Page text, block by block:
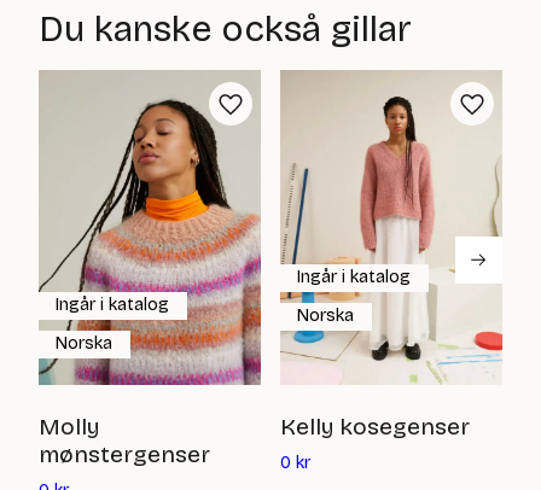
Du kanske också gillar
Molly
mønstergenser
Ingår i katalog
Norska
Kelly kosegenser
0 krDet
Ingår i katalog
Norska